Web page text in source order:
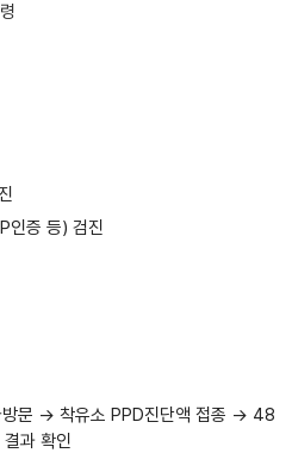
인증 등) 검진
방문 → 착유소 PPD진단액 접종 → 48
과 확인